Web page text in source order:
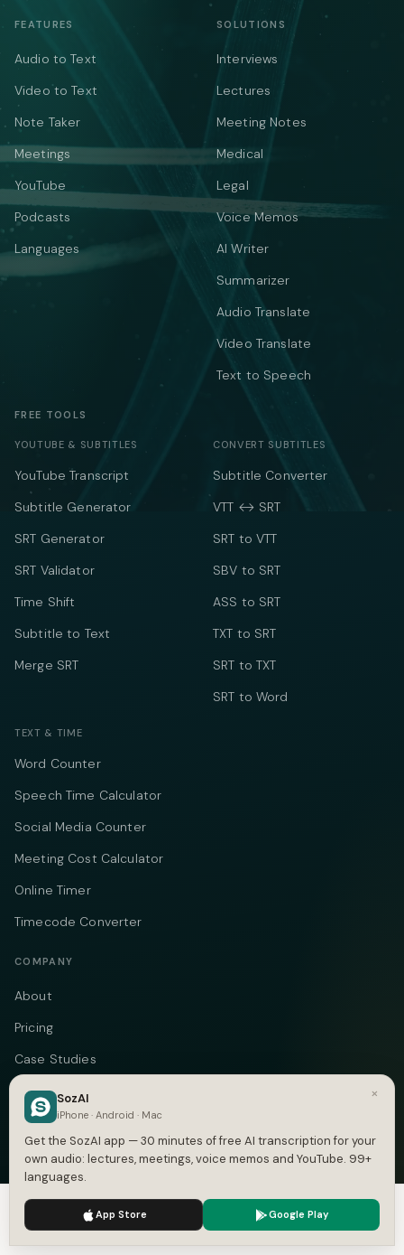
FEATURES
Audio to Text
Video to Text
Note Taker
Meetings
YouTube
Podcasts
Languages
SOLUTIONS
Interviews
Lectures
Meeting Notes
Medical
Legal
Voice Memos
AI Writer
Summarizer
Audio Translate
Video Translate
Text to Speech
FREE TOOLS
YOUTUBE & SUBTITLES
YouTube Transcript
Subtitle Generator
SRT Generator
SRT Validator
Time Shift
Subtitle to Text
Merge SRT
CONVERT SUBTITLES
Subtitle Converter
VTT ↔ SRT
SRT to VTT
SBV to SRT
ASS to SRT
TXT to SRT
SRT to TXT
SRT to Word
TEXT & TIME
Word Counter
Speech Time Calculator
Social Media Counter
Meeting Cost Calculator
Online Timer
Timecode Converter
COMPANY
About
Pricing
Case Studies
Compare
Alternatives
Contact
Blog
Terms
We use cookies to enhance your experience.
×
SozAI
iPhone · Android · Mac
Get the SozAI app — 30 minutes of free AI transcription for your
own audio: lectures, meetings, voice memos and YouTube. 99+
languages.
App Store Google Play